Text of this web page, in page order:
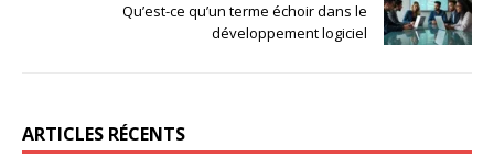
Qu’est-ce qu’un terme échoir dans le
développement logiciel
ARTICLES RÉCENTS